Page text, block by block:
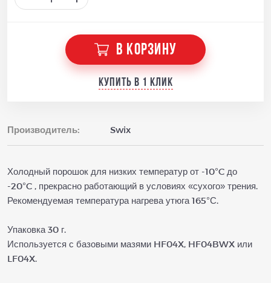
В КОРЗИНУ
Купить в 1 клик
Производитель: Swix
Холодный порошок для низких температур от -10°C до
-20°C , прекрасно работающий в условиях «сухого» трения.
Рекомендуемая температура нагрева утюга 165°С.
Упаковка 30 г.
Используется с базовыми мазями HF04X, HF04BWX или
LF04X.